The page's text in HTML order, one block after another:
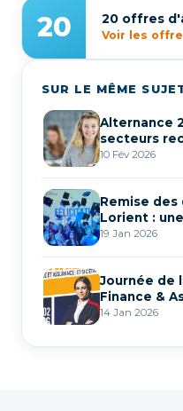
20 20 offres
Voir les
SUR LE MÊME
Alternance
secteurs
profiter ?
10 Fév 2026
Remise des
Lorient :
Cité de la
19 Jan 2026
Journée de
Finance &
14 Jan 2026